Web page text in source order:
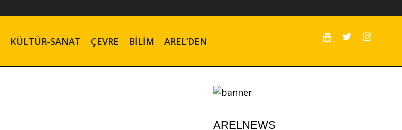
KÜLTÜR-SANAT ÇEVRE BILIM AREL’DEN
ARELNEWS